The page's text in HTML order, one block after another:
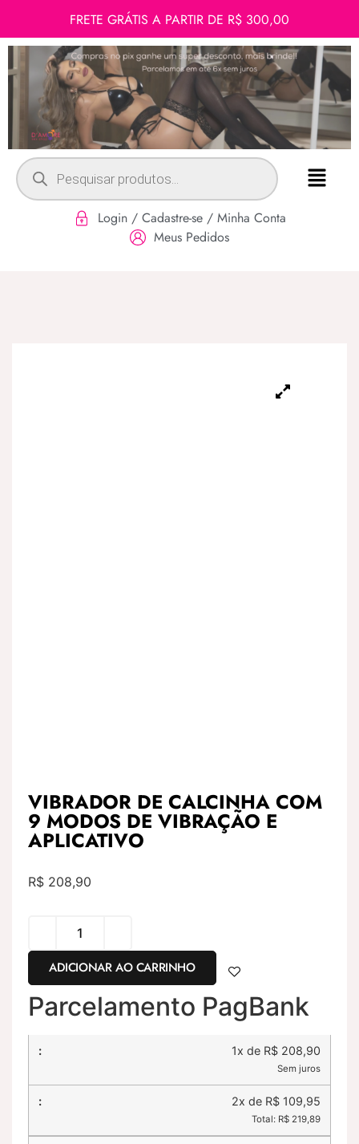
FRETE GRÁTIS A PARTIR DE R$ 300,00
Login / Cadastre-se / Minha Conta
Meus Pedidos
VIBRADOR DE CALCINHA COM
9 MODOS DE VIBRAÇÃO E
APLICATIVO
R$ 208,90
ADICIONAR AO CARRINHO
Parcelamento PagBank
1x de R$ 208,90
Sem juros
2x de R$ 109,95
Total: R$ 219,89